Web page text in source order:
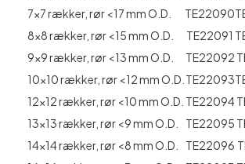
7×7 rækker, rør <17 mm O.D.
TE22090
8×8 rækker, rør <15 mm O.D.
TE22091
9×9 rækker, rør <13 mm O.D.
TE22092
10×10 rækker, rør <12 mm O.D. TE22093
12×12 rækker, rør <10 mm O.D. TE22094
13×13 rækker, rør <9 mm O.D.
TE22095
14×14 rækker, rør <8 mm O.D.
TE22096